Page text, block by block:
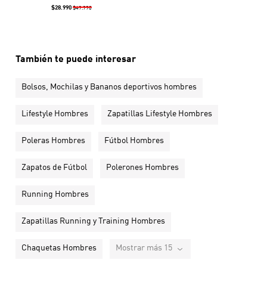
$28.990 $49.990
También te puede interesar
Bolsos, Mochilas y Bananos deportivos hombres
Lifestyle Hombres Zapatillas Lifestyle Hombres
Poleras Hombres Fútbol Hombres
Zapatos de Fútbol Polerones Hombres
Running Hombres
Zapatillas Running y Training Hombres
Chaquetas Hombres Mostrar más 15